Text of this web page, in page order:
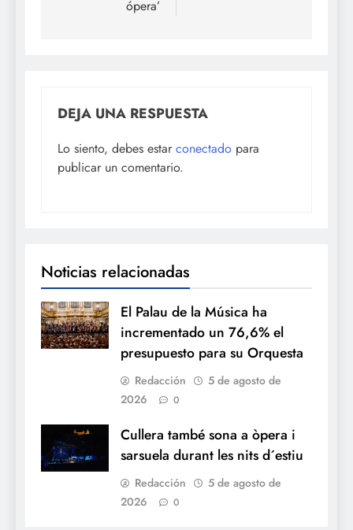
ópera’
DEJA UNA RESPUESTA
Lo siento, debes estar conectado para
publicar un comentario.
Noticias relacionadas
El Palau de la Música ha
incrementado un 76,6% el
presupuesto para su Orquesta
Redacción
5 de agosto de
2026
0
Cullera també sona a òpera i
sarsuela durant les nits d´estiu
Redacción
5 de agosto de
2026
0